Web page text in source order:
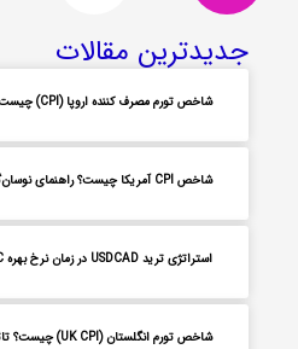
جدیدترین مقالات
شاخص تورم مصرف کننده اروپا (CPI) چیست؟ + تاثیر بر یورو و فارکس
شاخص CPI آمریکا چیست؟ راهنمای نوسان‌گیری دلار در فارکس
استراتژی ترید USDCAD در زمان نرخ بهره BoC
شاخص تورم انگلستان (UK CPI) چیست؟ تاثیر تورم بر پوند در فارکس